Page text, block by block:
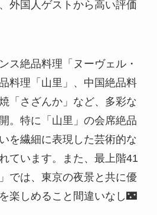
外国人ゲストから高い評価
ス絶品料理「ヌーヴェル・
料理「山里」、中国絶品料
「さざんか」など、多彩な
。特に「山里」の会席絶品
を繊細に表現した芸術的な
ています。また、最上階41
では、東京の夜景と共に優
楽しめること間違いなし🌃